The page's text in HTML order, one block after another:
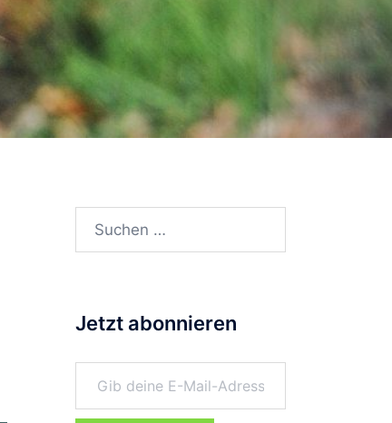
Suchen
Jetzt abonnieren
Gib deine E-Mail-Adresse ein ...